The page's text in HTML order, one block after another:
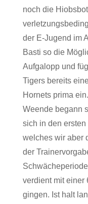
noch die
der E-Jugend im
Basti so die
Aufgalopp und
Tigers bereits
Hornets prima
Weende begann
sich in den
welches wir aber
der
verdient mit einer
gingen. Ist halt